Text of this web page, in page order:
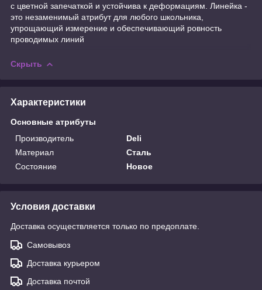
с цветной запечаткой и устойчива к деформациям. Линейка -
это незаменимый атрибут для любого школьника,
упрощающий измерение и обеспечивающий ровность
проводимых линий
Скрыть
Характеристики
Основные атрибуты
Производитель
Deli
Материал
Сталь
Состояние
Новое
Условия доставки
Доставка осуществляется только по предоплате.
Самовывоз
Доставка курьером
Доставка почтой